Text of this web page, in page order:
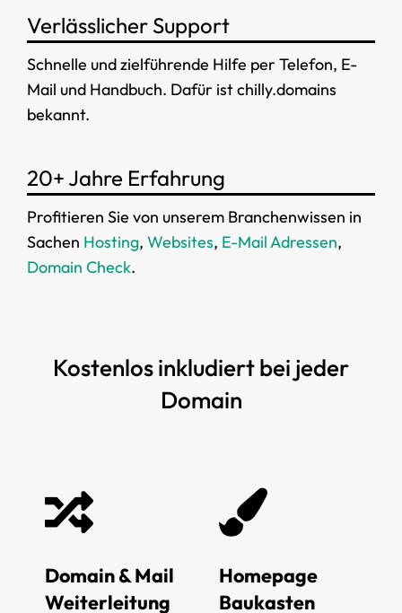
Verlässlicher Support
Schnelle und zielführende Hilfe per Telefon, E-
Mail und Handbuch. Dafür ist chilly.domains
bekannt.
20+ Jahre Erfahrung
Profitieren Sie von unserem Branchenwissen in
Sachen Hosting, Websites, E-Mail Adressen,
Domain Check.
Kostenlos inkludiert bei jeder
Domain
Domain & Mail
Weiterleitung
Homepage
Baukasten